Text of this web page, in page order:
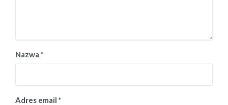
Nazwa *
Adres email *